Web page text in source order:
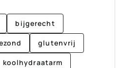
bijgerecht
glutenvrij
koolhydraatarm